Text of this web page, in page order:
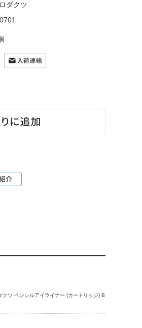
ダクツ
ツ ペンシルアイライナー (カートリッジ) B